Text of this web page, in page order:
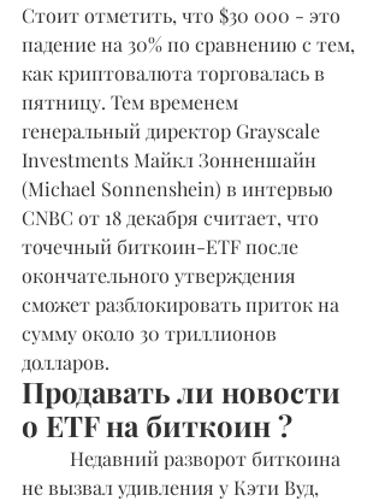
Стоит отметить, что $30 000 - это
падение на 30% по сравнению с тем,
как криптовалюта торговалась в
пятницу. Тем временем
генеральный директор Grayscale
Investments Майкл Зонненшайн
(Michael Sonnenshein) в интервью
CNBC от 18 декабря считает, что
точечный биткоин-ETF после
окончательного утверждения
сможет разблокировать приток на
сумму около 30 триллионов
долларов.
Продавать ли новости
о ETF на биткоин ?
не вызвал удивления у Кэти Вуд,